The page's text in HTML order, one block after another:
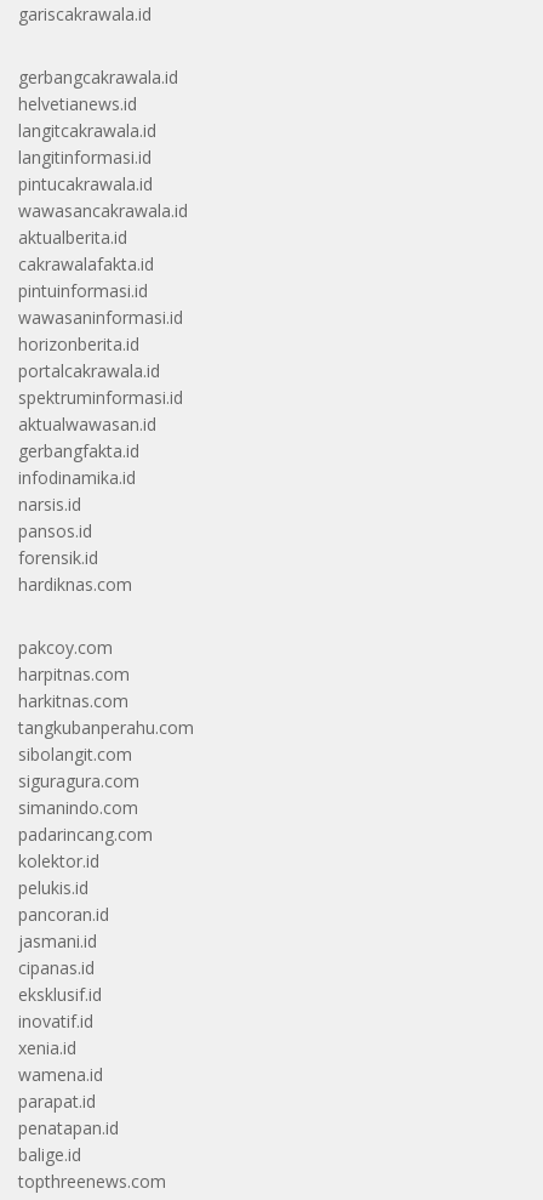
gariscakrawala.id
gerbangcakrawala.id
helvetianews.id
langitcakrawala.id
langitinformasi.id
pintucakrawala.id
wawasancakrawala.id
aktualberita.id
cakrawalafakta.id
pintuinformasi.id
wawasaninformasi.id
horizonberita.id
portalcakrawala.id
spektruminformasi.id
aktualwawasan.id
gerbangfakta.id
infodinamika.id
narsis.id
pansos.id
forensik.id
hardiknas.com
pakcoy.com
harpitnas.com
harkitnas.com
tangkubanperahu.com
sibolangit.com
siguragura.com
simanindo.com
padarincang.com
kolektor.id
pelukis.id
pancoran.id
jasmani.id
cipanas.id
eksklusif.id
inovatif.id
xenia.id
wamena.id
parapat.id
penatapan.id
balige.id
topthreenews.com